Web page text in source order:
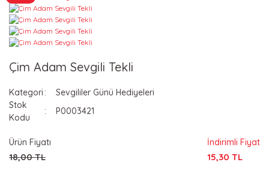
Çim Adam Sevgili Tekli
Kategori
Sevgililer Günü Hediyeleri
Stok
Kodu
P0003421
Ürün Fiyatı
18,00 TL
İndirimli Fiyat
15,30 TL